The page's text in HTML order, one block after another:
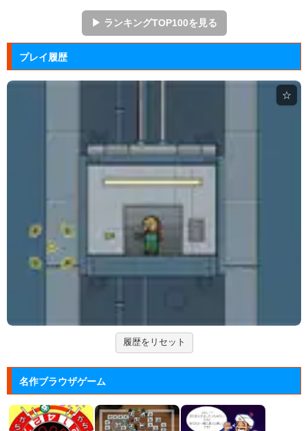
ションゲーム...
ズーキーパー2
ム。
Mole Kingdom De...
止める防衛ゲ...
アドファイ ウェブ版
回転する球体をリズムに合わせてクリックして進ませ
る音楽ゲーム...
ジュエルカラーリング
宝石を入れ替えて床と同じ色に揃えるカラーパズルゲ
ーム。
大乱闘スマッシュブラザーズフラ...
ムで再現した...
▶ ランキングTOP100を見る
プレイ履歴
☆
履歴をリセット
名作ブラウザゲーム